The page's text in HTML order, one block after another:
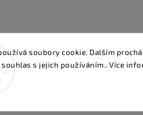
soubory cookie. Dalším
s jejich používáním.. Více